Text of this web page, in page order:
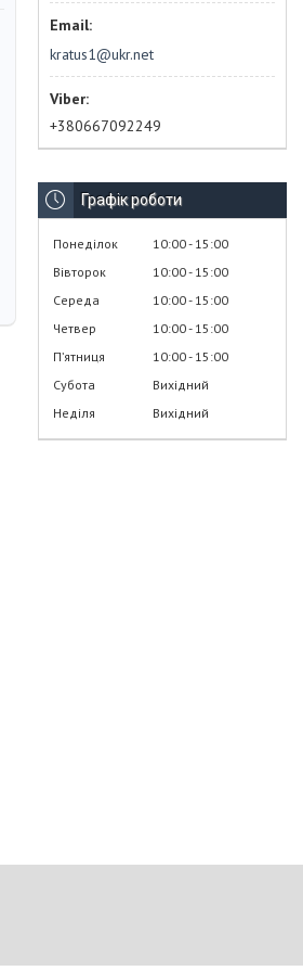
kratus1@ukr.net
+380667092249
Графік роботи
Понеділок 10:00 15:00
Вівторок
10:00 15:00
Середа
10:00 15:00
Четвер
10:00 15:00
Пʼятниця
10:00 15:00
Субота
Вихідний
Неділя
Вихідний